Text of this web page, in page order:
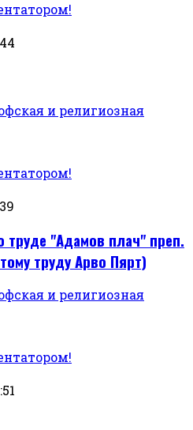
и религиозная
"Адамов плач" преп.
труду Арво Пярт)
и религиозная